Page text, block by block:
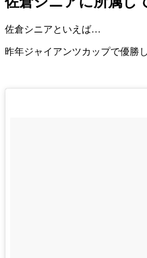
佐倉シニアといえば…
昨年ジャイアンツカップで優勝